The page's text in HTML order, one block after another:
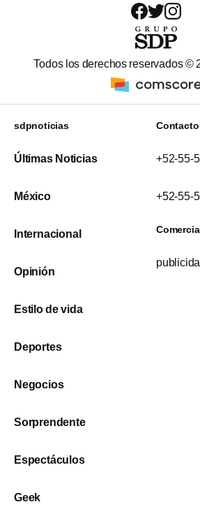
Todos los derechos reservados ©
sdpnoticias
Últimas Noticias
México
Internacional
Opinión
Estilo de vida
Deportes
Negocios
Sorprendente
Espectáculos
Geek
Contacto
+52-55-
+52-55-